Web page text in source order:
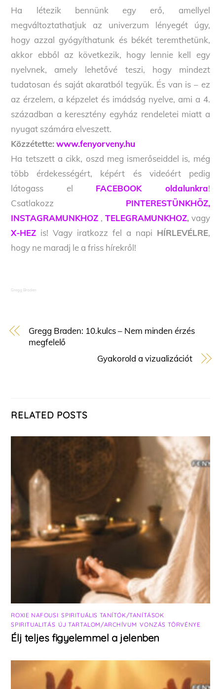
Ha létezik bennünk egy erő, amellyel
megváltoztathatjuk az univerzum lényegét úgy,
hogy azzal gyógyíthatunk és békét teremthetünk,
akkor ebből az következik, hogy lennie kell egy
nyelvnek, amely lehetővé teszi, hogy mindezt
tudatosan és saját akaratból tegyük. És van is – ez
az érzelem, a képzelet és imádság nyelve, ami a 4.
században a keresztény egyház rendeletei miatt a
nyugat számára elveszett.
Közzétette: www.fenyorveny.hu
Ha tetszett a cikk, oszd meg ismerőseiddel is, még
több érdekességért, képért és videóért pedig
látogass el FACEBOOK oldalunkra!
Csatlakozz PINTERESTÜNKHÖZ,
INSTAGRAMUNKHOZ , TELEGRAMUNKHOZ,vagy
X-HEZ is! Vagy iratkozz fel a napi HÍRLEVÉLRE,
hogy ne maradj le a friss hírekről!
Gregg Braden
Gregg Braden: 10.kulcs – Nem minden érzés
megfelelő
Gyakorold a vizualizációt
RELATED POSTS
ROXIE NAFOUSI ,SPIRITUÁLIS TANÍTÓK/TANÍTÁSOK
SPIRITUALITÁS ÚJ TARTALOM/ARCHÍVUM ,VONZÁS TÖRVÉNYE
Élj teljes figyelemmel a jelenben